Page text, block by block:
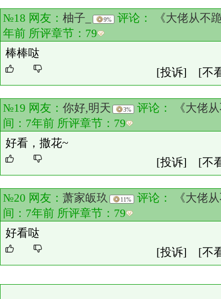
№18 网友： 柚子_ 9% 评论：
《大佬从不
年前 所评章节： 79
棒棒哒
[投诉]
[不
№19 网友： 你好,明天 3% 评论：
《大佬
间：7年前 所评章节： 79
好看，撒花~
[投诉]
[不
№20 网友： 萧家皈玖 11% 评论：
《大佬
间：7年前 所评章节： 79
好看哒
[投诉]
[不